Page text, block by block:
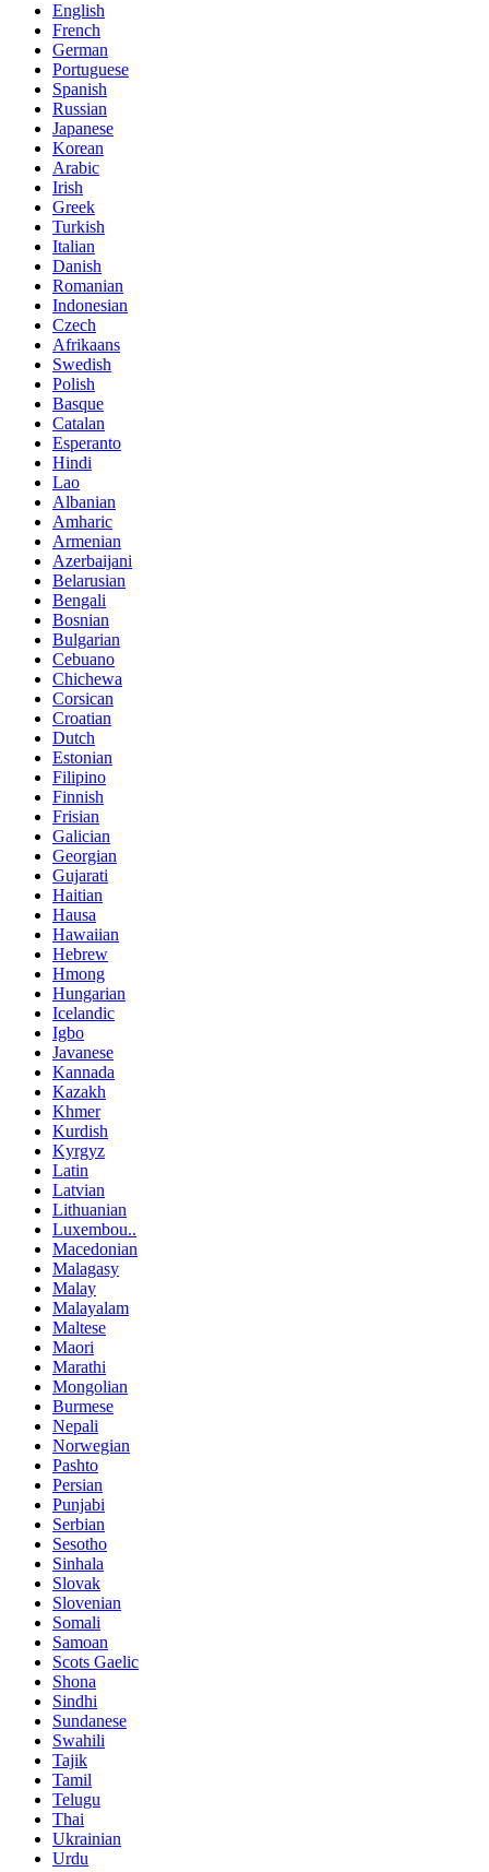
English
French
German
Portuguese
Spanish
Russian
Japanese
Korean
Arabic
Irish
Greek
Turkish
Italian
Danish
Romanian
Indonesian
Czech
Afrikaans
Swedish
Polish
Basque
Catalan
Esperanto
Hindi
Lao
Albanian
Amharic
Armenian
Azerbaijani
Belarusian
Bengali
Bosnian
Bulgarian
Cebuano
Chichewa
Corsican
Croatian
Dutch
Estonian
Filipino
Finnish
Frisian
Galician
Georgian
Gujarati
Haitian
Hausa
Hawaiian
Hebrew
Hmong
Hungarian
Icelandic
Igbo
Javanese
Kannada
Kazakh
Khmer
Kurdish
Kyrgyz
Latin
Latvian
Lithuanian
Luxembou..
Macedonian
Malagasy
Malay
Malayalam
Maltese
Maori
Marathi
Mongolian
Burmese
Nepali
Norwegian
Pashto
Persian
Punjabi
Serbian
Sesotho
Sinhala
Slovak
Slovenian
Somali
Samoan
Scots Gaelic
Shona
Sindhi
Sundanese
Swahili
Tajik
Tamil
Telugu
Thai
Ukrainian
Urdu